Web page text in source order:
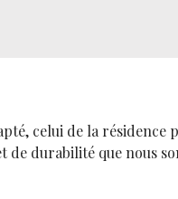
celui de la
durabilité que nous